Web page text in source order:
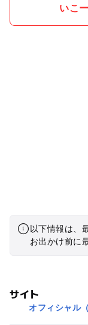
そして、つけつゆ
束食べたのか…覚えていません。
いこ
以下情報は、
お出かけ前に
サイト
オフィシャル